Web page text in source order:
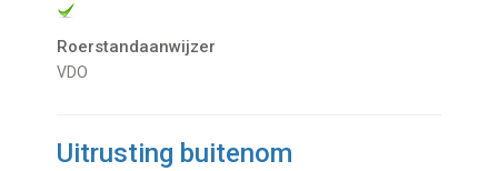
Roerstandaanwijzer
VDO
Uitrusting buitenom